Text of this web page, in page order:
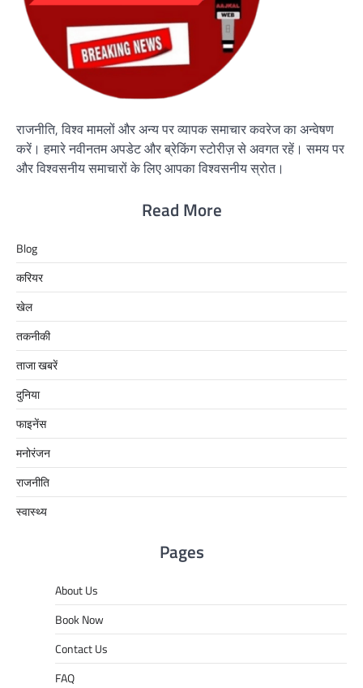
राजनीति, विश्व मामलों और अन्य पर व्यापक समाचार कवरेज का अन्वेषण
करें। हमारे नवीनतम अपडेट और ब्रेकिंग स्टोरीज़ से अवगत रहें। समय पर
और विश्वसनीय समाचारों के लिए आपका विश्वसनीय स्रोत।
Read More
Blog
करियर
खेल
तकनीकी
ताजा खबरें
दुनिया
फाइनेंस
मनोरंजन
राजनीति
स्वास्थ्य
Pages
About Us
Book Now
Contact Us
FAQ